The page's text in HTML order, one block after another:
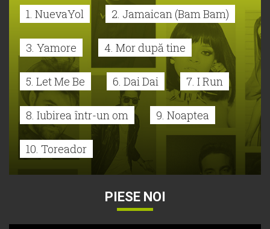
1. NuevaYol 2. Jamaican (Bam Bam)
3. Yamore 4. Mor după tine
5. Let Me Be 6. Dai Dai 7. I Run
8. Iubirea într-un om 9. Noaptea
10. Toreador
PIESE NOI